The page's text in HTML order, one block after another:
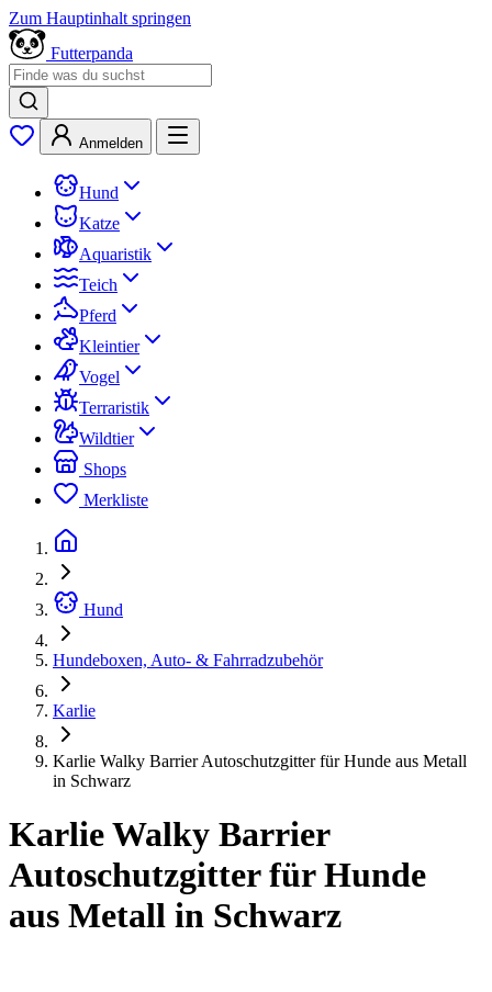
Zum Hauptinhalt springen
Futterpanda
Anmelden
Hund
Katze
Aquaristik
Teich
Pferd
Kleintier
Vogel
Terraristik
Wildtier
Shops
Merkliste
Hund
Hundeboxen, Auto- & Fahrradzubehör
Karlie
Karlie Walky Barrier Autoschutzgitter für Hunde aus Metall
in Schwarz
Karlie Walky Barrier
Autoschutzgitter für Hunde
aus Metall in Schwarz